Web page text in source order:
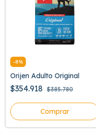
-8%
Orijen Adulto Original
$354.918 $385.780
Comprar